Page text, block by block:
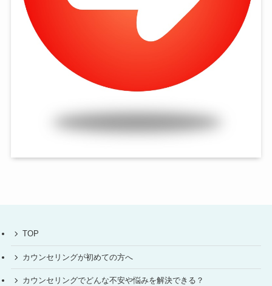
TOP
カウンセリングが初めての方へ
カウンセリングでどんな不安や悩みを解決できる？